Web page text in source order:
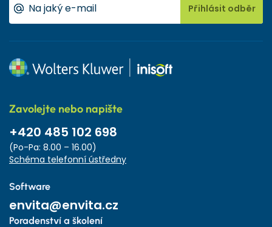
Přihlásit odběr
Zavolejte nebo napište
+420 485 102 698
(Po-Pa: 8.00 – 16.00)
Schéma telefonní ústředny
Software
envita@envita.cz
Poradenství a školení